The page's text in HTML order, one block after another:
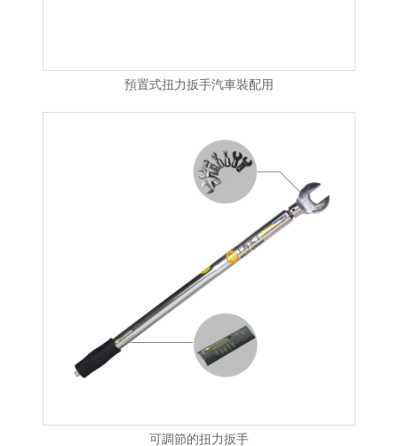
預置式扭力扳手汽車裝配用
可調節的扭力扳手